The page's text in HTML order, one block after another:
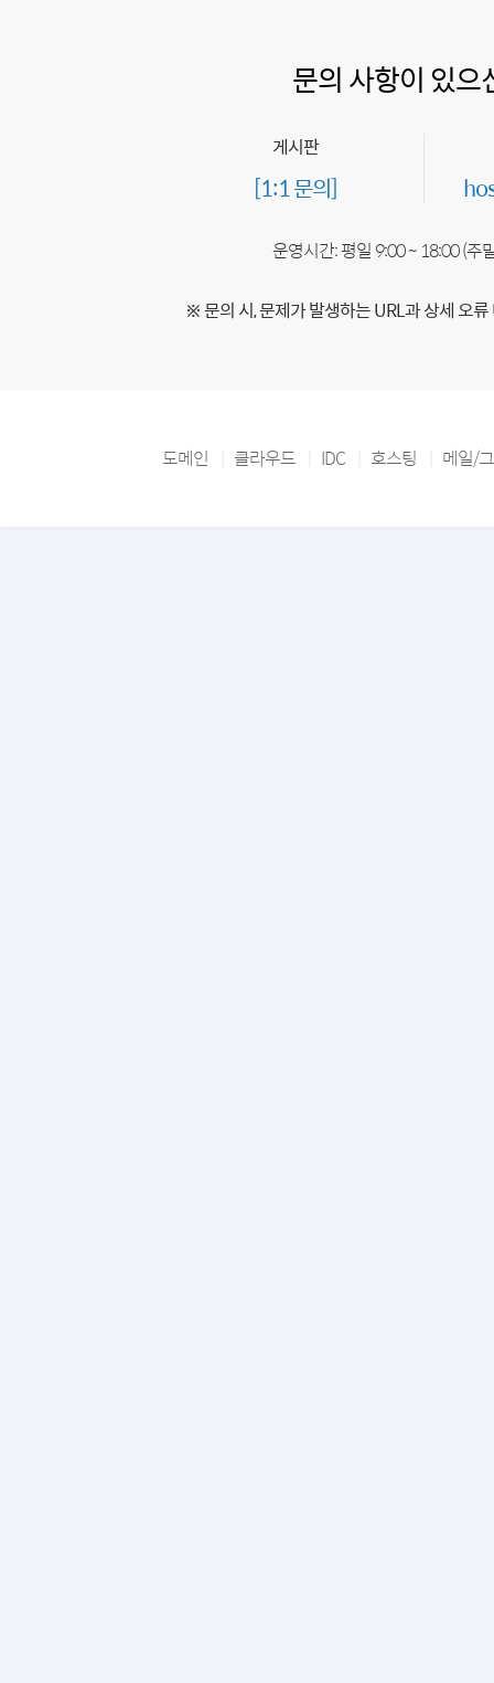
문의 사항이 있으
게시판
[1:1 문의]
운영시간: 평일 9:00 ~ 18:00 (주
※ 문의 시, 문제가 발생하는 URL과 상세 오
도메인 클라우드 IDC 호스팅 메일/